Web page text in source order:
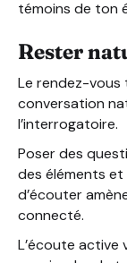
témoins de ton
Rester
Le rendez-vous
conversation
l’interrogatoire.
Poser des
des éléments
d’écouter
connecté.
L’écoute